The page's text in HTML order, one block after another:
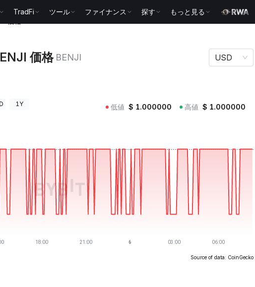
TradFi ツール ファイナンス 探す もっと見る
価格 BENJI USD
1Y 低値 $ 1.000000 高値 $ 1.000000
Source of data: CoinGecko